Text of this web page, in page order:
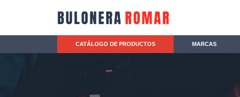
CATÁLOGO DE PRODUCTOS MARCAS